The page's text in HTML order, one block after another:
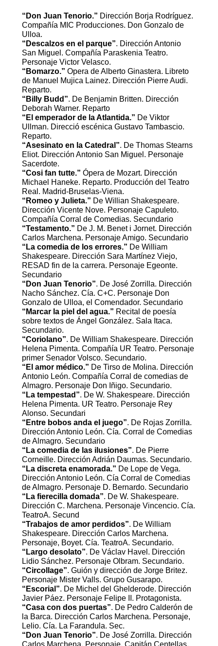
“Don Juan Tenorio.” Dirección Borja Rodríguez.
Compañía MIC Producciones. Don Gonzalo de
Ulloa.
“Descalzos en el parque”. Dirección Antonio
San Miguel. Compañía Paraskenia Teatro.
Personaje Victor Velasco.
“Bomarzo.” Opera de Alberto Ginastera. Libreto
de Manuel Mujica Lainez. Dirección Pierre Audi.
Reparto.
“Billy Budd”. De Benjamin Britten. Dirección
Deborah Warner. Reparto
“El emperador de la Atlantida.” De Viktor
Ullman. Direcció escénica Gustavo Tambascio.
Reparto.
“Asesinato en la Catedral”. De Thomas Stearns
Eliot. Dirección Antonio San Miguel. Personaje
Sacerdote.
“Cosi fan tutte.” Ópera de Mozart. Dirección
Michael Haneke. Reparto. Producción del Teatro
Real. Madrid-Bruselas-Viena.
“Romeo y Julieta.” De Willian Shakespeare.
Dirección Vicente Nove. Personaje Capuleto.
Compañía Corral de Comedias. Secundario
“Testamento.” De J. M. Benet i Jornet. Dirección
Carlos Marchena. Personaje Amigo. Secundario
“La comedia de los errores.” De William
Shakespeare. Dirección Sara Martínez Viejo,
RESAD fin de la carrera. Personaje Egeonte.
Secundario
“Don Juan Tenorio”. De José Zorrilla. Dirección
Nacho Sánchez. Cía. C+C. Personaje Don
Gonzalo de Ulloa, el Comendador. Secundario
“Marcar la piel del agua.” Recital de poesía
sobre textos de Ángel González. Sala Itaca.
Secundario.
“Coriolano”. De William Shakespeare. Dirección
Helena Pimenta. Compañía UR Teatro. Personaje
primer Senador Volsco. Secundario.
“El amor médico.” De Tirso de Molina. Dirección
Antonio León. Compañía Corral de comedias de
Almagro. Personaje Don Iñigo. Secundario.
“La tempestad”. De W. Shakespeare. Dirección
Helena Pimenta. UR Teatro. Personaje Rey
Alonso. Secundari
“Entre bobos anda el juego”. De Rojas Zorrilla.
Dirección Antonio León. Cía. Corral de Comedias
de Almagro. Secundario
“La comedia de las ilusiones”. De Pierre
Corneille. Dirección Adrián Daumas. Secundario.
“La discreta enamorada.” De Lope de Vega.
Dirección Antonio León. Cía Corral de Comedias
de Almagro. Personaje D. Bernardo. Secundario
“La fierecilla domada”. De W. Shakespeare.
Dirección C. Marchena. Personaje Vincencio. Cía.
TeatroA. Secund
“Trabajos de amor perdidos”. De William
Shakespeare. Dirección Carlos Marchena.
Personaje, Boyet. Cía. TeatroA. Secundario.
“Largo desolato”. De Václav Havel. Dirección
Lidio Sánchez. Personaje Olbram. Secundario.
“Circollage”. Guión y dirección de Jorge Britez.
Personaje Mister Valls. Grupo Gusarapo.
“Escorial”. De Michel del Ghelderode. Dirección
Javier Páez. Personaje Felipe II. Protagonista.
“Casa con dos puertas”. De Pedro Calderón de
la Barca. Dirección Carlos Marchena. Personaje,
Lelio. Cía. La Farandula. Sec.
“Don Juan Tenorio”. De José Zorrilla. Dirección
Carlos Marchena. Personaje, Capitán Centellas.